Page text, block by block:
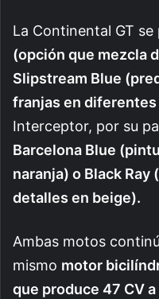
La Continental GT se
(opción que mezcla
Slipstream Blue
franjas en
Interceptor, por su
Barcelona Blue
naranja) o Black
detalles en beige).
Ambas motos
mismo motor
que produce 47 CV a